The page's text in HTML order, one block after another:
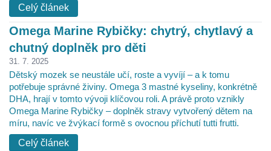
Celý článek
Omega Marine Rybičky: chytrý, chytlavý a
chutný doplněk pro děti
31. 7. 2025
Dětský mozek se neustále učí, roste a vyvíjí – a k tomu
potřebuje správné živiny. Omega 3 mastné kyseliny, konkrétně
DHA, hrají v tomto vývoji klíčovou roli. A právě proto vznikly
Omega Marine Rybičky – doplněk stravy vytvořený dětem na
míru, navíc ve žvýkací formě s ovocnou příchutí tutti frutti.
Celý článek